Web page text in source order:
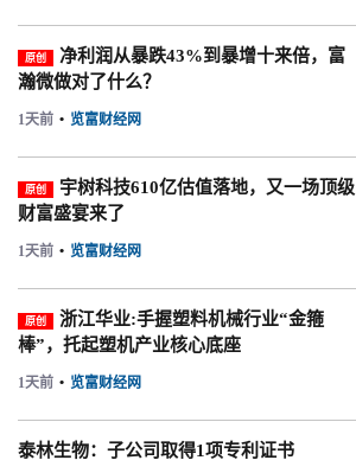
原创
净利润从暴跌43%到暴增十来倍，富
瀚微做对了什么？
1天前 • 览富财经网
原创
宇树科技610亿估值落地，又一场顶级
财富盛宴来了
1天前 • 览富财经网
原创
浙江华业:手握塑料机械行业“金箍
棒”，托起塑机产业核心底座
1天前 • 览富财经网
泰林生物：子公司取得1项专利证书